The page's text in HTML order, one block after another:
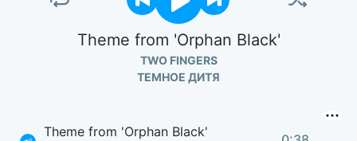
Theme from 'Orphan Black'
TWO FINGERS
ТЕМНОЕ ДИТЯ
Theme from 'Orphan Black'